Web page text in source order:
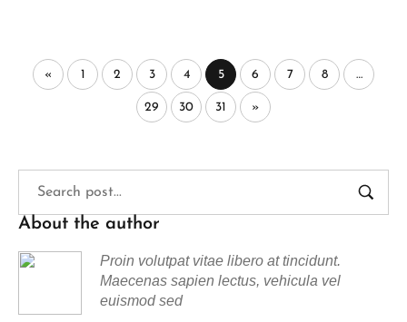
« 1 2 3 4 5 6 7 8 …
29 30 31 »
About the author
Proin volutpat vitae libero at tincidunt.
Maecenas sapien lectus, vehicula vel
euismod sed